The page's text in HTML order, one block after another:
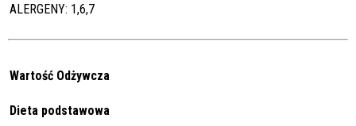
ALERGENY: 1,6,7
Wartość Odżywcza
Dieta podstawowa